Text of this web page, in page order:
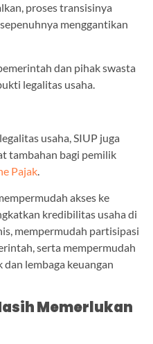
proses transisinya
menggantikan
dan pihak swasta
legalitas usaha.
usaha, SIUP juga
tambahan bagi pemilik
Pajak
akses ke
kredibilitas usaha di
mempermudah partisipasi
serta mempermudah
dan lembaga keuangan
Memerlukan